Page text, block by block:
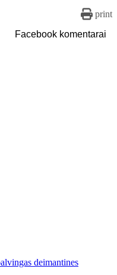
print
Facebook komentarai